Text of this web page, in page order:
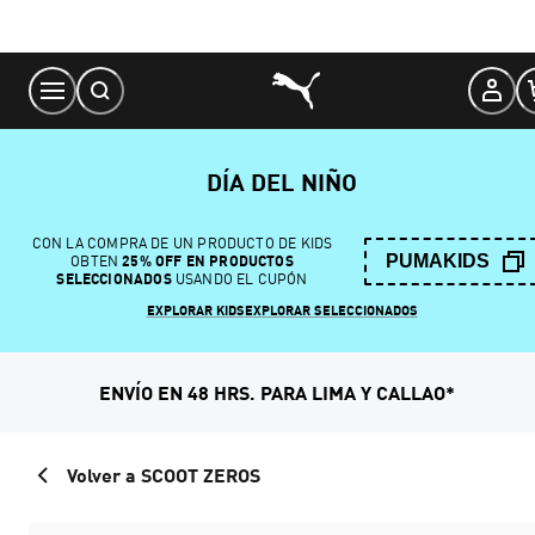
Content
DÍA DEL NIÑO
CON LA COMPRA DE UN PRODUCTO DE KIDS
OBTEN 25% OFF EN PRODUCTOS
SELECCIONADOSUSANDO EL CUPÓN
PUMAKIDS
EXPLORAR KIDSEXPLORAR SELECCIONADOS
ENVÍO EN 48 HRS. PARA LIMA Y CALLAO*
Volver a SCOOT ZEROS